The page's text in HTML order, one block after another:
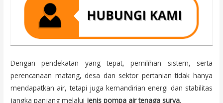
Dengan pendekatan yang tepat, pemilihan sistem, serta
perencanaan matang, desa dan sektor pertanian tidak hanya
mendapatkan air, tetapi juga kemandirian energi dan stabilitas
jangka panjang melalui jenis pompa air tenaga surya.